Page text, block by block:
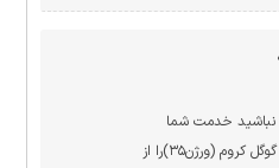
خدمت شما
.من جدیدترین نسخه گوگل کروم (ورژن۳۵)را از